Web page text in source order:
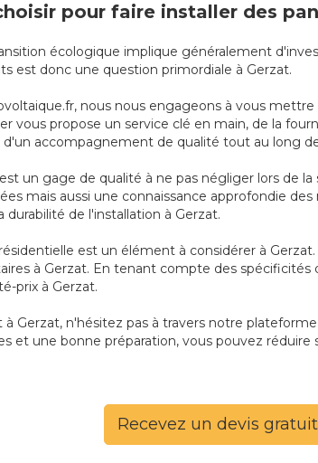
pour faire installer des
écologique implique généralement
est donc une question primordiale à Gerzat.
nous nous engageons à vous
vous propose un service clé en main, de la
d'un accompagnement de qualité tout au long
un gage de qualité à ne pas négliger lors de
mais aussi une connaissance approfondie
durabilité de l'installation à Gerzat.
est un élément à considérer à
à Gerzat. En tenant compte des
prix à Gerzat.
Gerzat, n'hésitez pas à travers notre
et une bonne préparation, vous pouvez
Recevez un devis